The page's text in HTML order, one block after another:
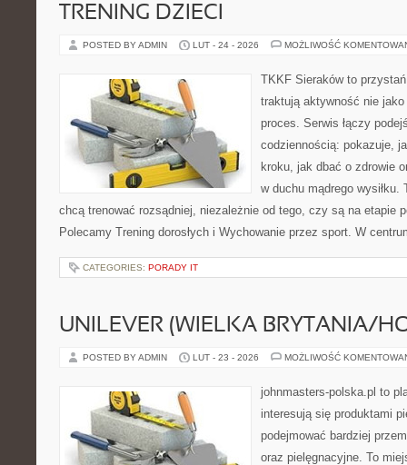
TRENING DZIECI
POSTED BY ADMIN LUT - 24 - 2026 MOŻLIWOŚĆ
TKKF Sieraków to
traktują aktywność nie
proces. Serwis łączy
codziennością: pokazuje,
kroku, jak dbać o zdrowie
w duchu mądrego
chcą trenować rozsądniej, niezależnie od tego, czy są na etapie
Polecamy Trening dorosłych i Wychowanie przez sport. W
CATEGORIES: PORADY IT
UNILEVER (WIELKA BRYTANIA/
POSTED BY ADMIN LUT - 23 - 2026 MOŻLIWOŚĆ
johnmasters-polska.pl to
interesują się produktami
podejmować bardziej
oraz pielęgnacyjne. To